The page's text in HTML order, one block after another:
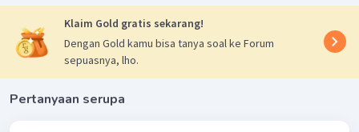
Klaim Gold gratis sekarang!
Dengan Gold kamu bisa tanya soal ke Forum
sepuasnya, lho.
Pertanyaan serupa